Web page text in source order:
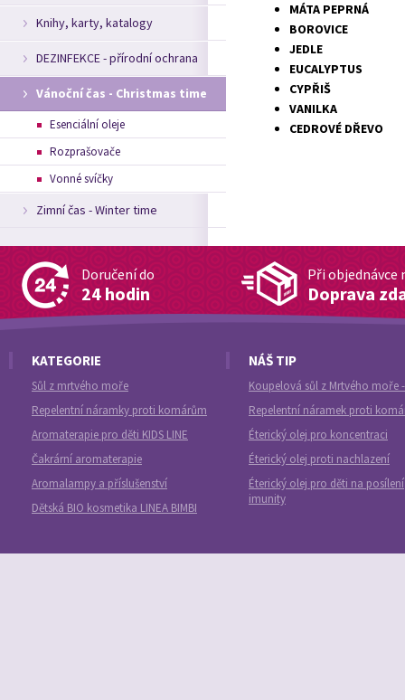
MÁTA PEPRNÁ
BOROVICE
JEDLE
EUCALYPTUS
CYPŘIŠ
VANILKA
CEDROVÉ DŘEVO
Knihy, karty, katalogy
DEZINFEKCE - přírodní ochrana
Vánoční čas - Christmas time
Esenciální oleje
Rozprašovače
Vonné svíčky
Zimní čas - Winter time
Doručení do
24 hodin
Při objednávce
Doprava
KATEGORIE
Sůl z mrtvého moře
Repelentní náramky proti komárům
Aromaterapie pro děti KIDS LINE
Čakrární aromaterapie
Aromalampy a příslušenství
Dětská BIO kosmetika LINEA BIMBI
NÁŠ TIP
Koupelová sůl z Mrtvého moře
Repelentní náramek proti
Éterický olej pro koncentraci
Éterický olej proti nachlazení
Éterický olej pro děti na posílení
imunity